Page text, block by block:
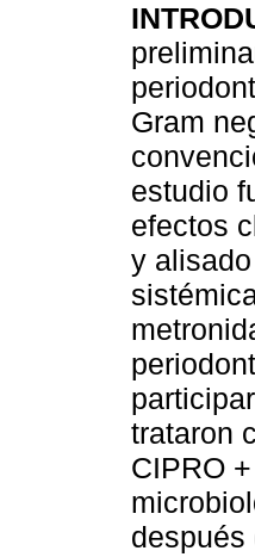
Gram
estudio
efectos
y
trataron
CIPRO